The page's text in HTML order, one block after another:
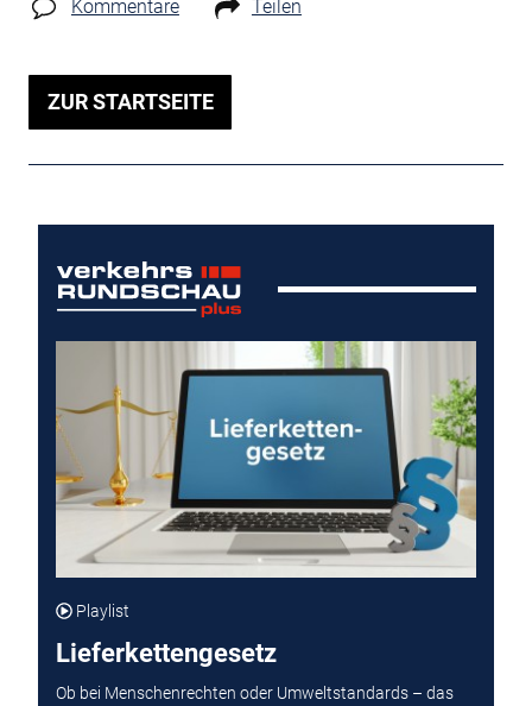
Kommentare Teilen
ZUR STARTSEITE
Playlist
Lieferkettengesetz
Ob bei Menschenrechten oder Umweltstandards – das